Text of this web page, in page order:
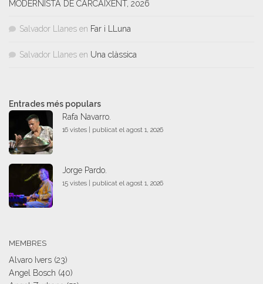
MODERNISTA DE CARCAIXENT, 2026
Salvador Llanes en Far i LLuna
Salvador Llanes en Una clàssica
Entrades més populars
Rafa Navarro.
16 vistes publicat el agost 1, 2026
Jorge Pardo.
15 vistes publicat el agost 1, 2026
MEMBRES
Alvaro Ivers (23)
Angel Bosch (40)